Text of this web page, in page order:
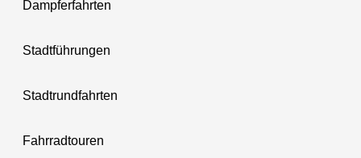
Dampferfahrten
Stadtführungen
Stadtrundfahrten
Fahrradtouren